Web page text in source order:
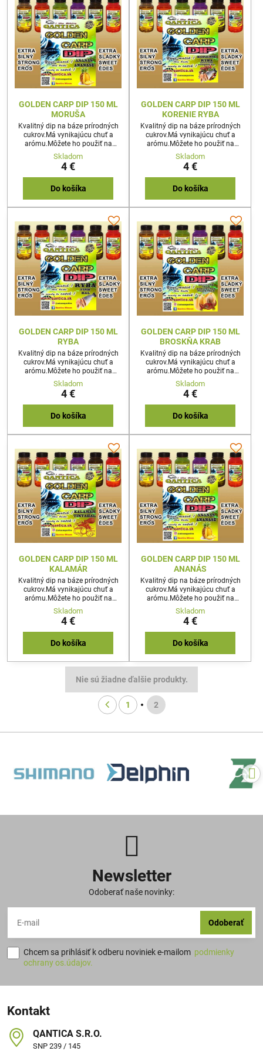
GOLDEN CARP DIP 150 ML
MORUŠA
Kvalitný dip na báze prírodných
cukrov.Má vynikajúcu chuť a
arómu.Môžete ho použiť na
akúkoľvek nástrahu
Skladom
4 €
Do košíka
GOLDEN CARP DIP 150 ML
KORENIE RYBA
Kvalitný dip na báze prírodných
cukrov.Má vynikajúcu chuť a
arómu.Môžete ho použiť na
akúkoľvek nástrahu
Skladom
4 €
Do košíka
GOLDEN CARP DIP 150 ML
RYBA
Kvalitný dip na báze prírodných
cukrov.Má vynikajúcu chuť a
arómu.Môžete ho použiť na
akúkoľvek nástrahu
Skladom
4 €
Do košíka
GOLDEN CARP DIP 150 ML
BROSKŇA KRAB
Kvalitný dip na báze prírodných
cukrov.Má vynikajúcu chuť a
arómu.Môžete ho použiť na
akúkoľvek nástrahu
Skladom
4 €
Do košíka
GOLDEN CARP DIP 150 ML
KALAMÁR
Kvalitný dip na báze prírodných
cukrov.Má vynikajúcu chuť a
arómu.Môžete ho použiť na
akúkoľvek nástrahu
Skladom
4 €
Do košíka
GOLDEN CARP DIP 150 ML
ANANÁS
Kvalitný dip na báze prírodných
cukrov.Má vynikajúcu chuť a
arómu.Môžete ho použiť na
akúkoľvek nástrahu
Skladom
4 €
Do košíka
Nie sú žiadne ďalšie produkty.
1 2
Newsletter
Odoberať naše novinky:
Odoberať
Chcem sa prihlásiť k odberu noviniek e-mailom podmienky
ochrany os.údajov.
Kontakt
QANTICA S​.R​.O​.
SNP 239 / 145